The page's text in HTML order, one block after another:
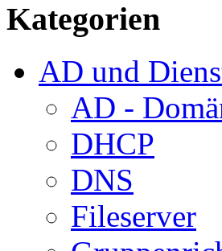
Kategorien
AD und
AD -
DHCP
DNS
Fileserver